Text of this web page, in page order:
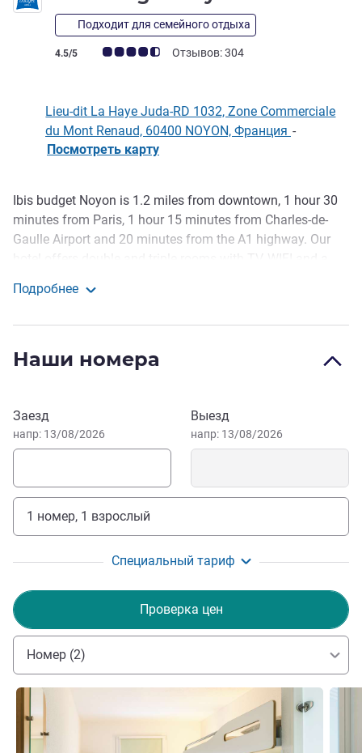
Подходит для семейного отдыха
Примечание: отзывы клиентов (Рейтинг ALL)
4.5/5 Отзывов: 304
Lieu-dit La Haye Juda-RD 1032, Zone Commerciale
du Mont Renaud, 60400 NOYON, Франция -
Посмотреть карту
Описание
Ibis budget Noyon is 1.2 miles from downtown, 1 hour 30
minutes from Paris, 1 hour 15 minutes from Charles-de-
Gaulle Airport and 20 minutes from the A1 highway. Our
priced gourmet breakfast with our all-you-can-eat buffet,
The whole IBIS Budget Noyon team is pleased to
Maxim VILCHEZ Управление отелем
Подробнее
Наши номера
Забронировать этот отель
Заезд
напр: 13/08/2026
Выезд
напр: 13/08/2026
1 номер, 1 взрослый
Специальный тариф
Проверка цен
Номер (2)
Подробная информация